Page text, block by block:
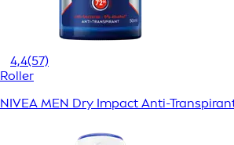
4,4(57)
Roller
NIVEA MEN Dry Impact Anti-